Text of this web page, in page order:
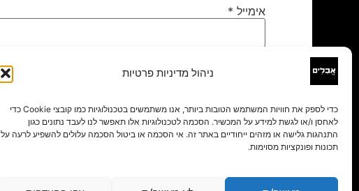
ניהול מדיניות פרטיות
כדי לספק את חוויות המשתמש הטובות ביותר, אנו משתמשים בטכנולוגיות כמו קובצי Cookie כדי
לאחסן ו/או לגשת למידע על המכשיר. הסכמה לטכנולוגיות אלו תאפשר לנו לעבד נתונים כגון
התנהגות גלישה או מזהים ייחודיים באתר זה. אי הסכמה או ביטול הסכמה עלולים להשפיע לרעה על
תכונות ופונקציות מסוימות.
אימייל *